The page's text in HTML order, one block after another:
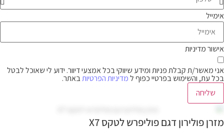
אימייל
אישור מדיניות
אני מאשר/ת קבלת פניות ומידע שיווקי בכל אמצעי דיוור. ידוע לי שאוכל לבטל
בכל עת, והשימוש בפרטיי כפוף למדיניות הפרטיותבאתר.
שליחה
מזרן פולירון דגם פוליפרש לטקס X7